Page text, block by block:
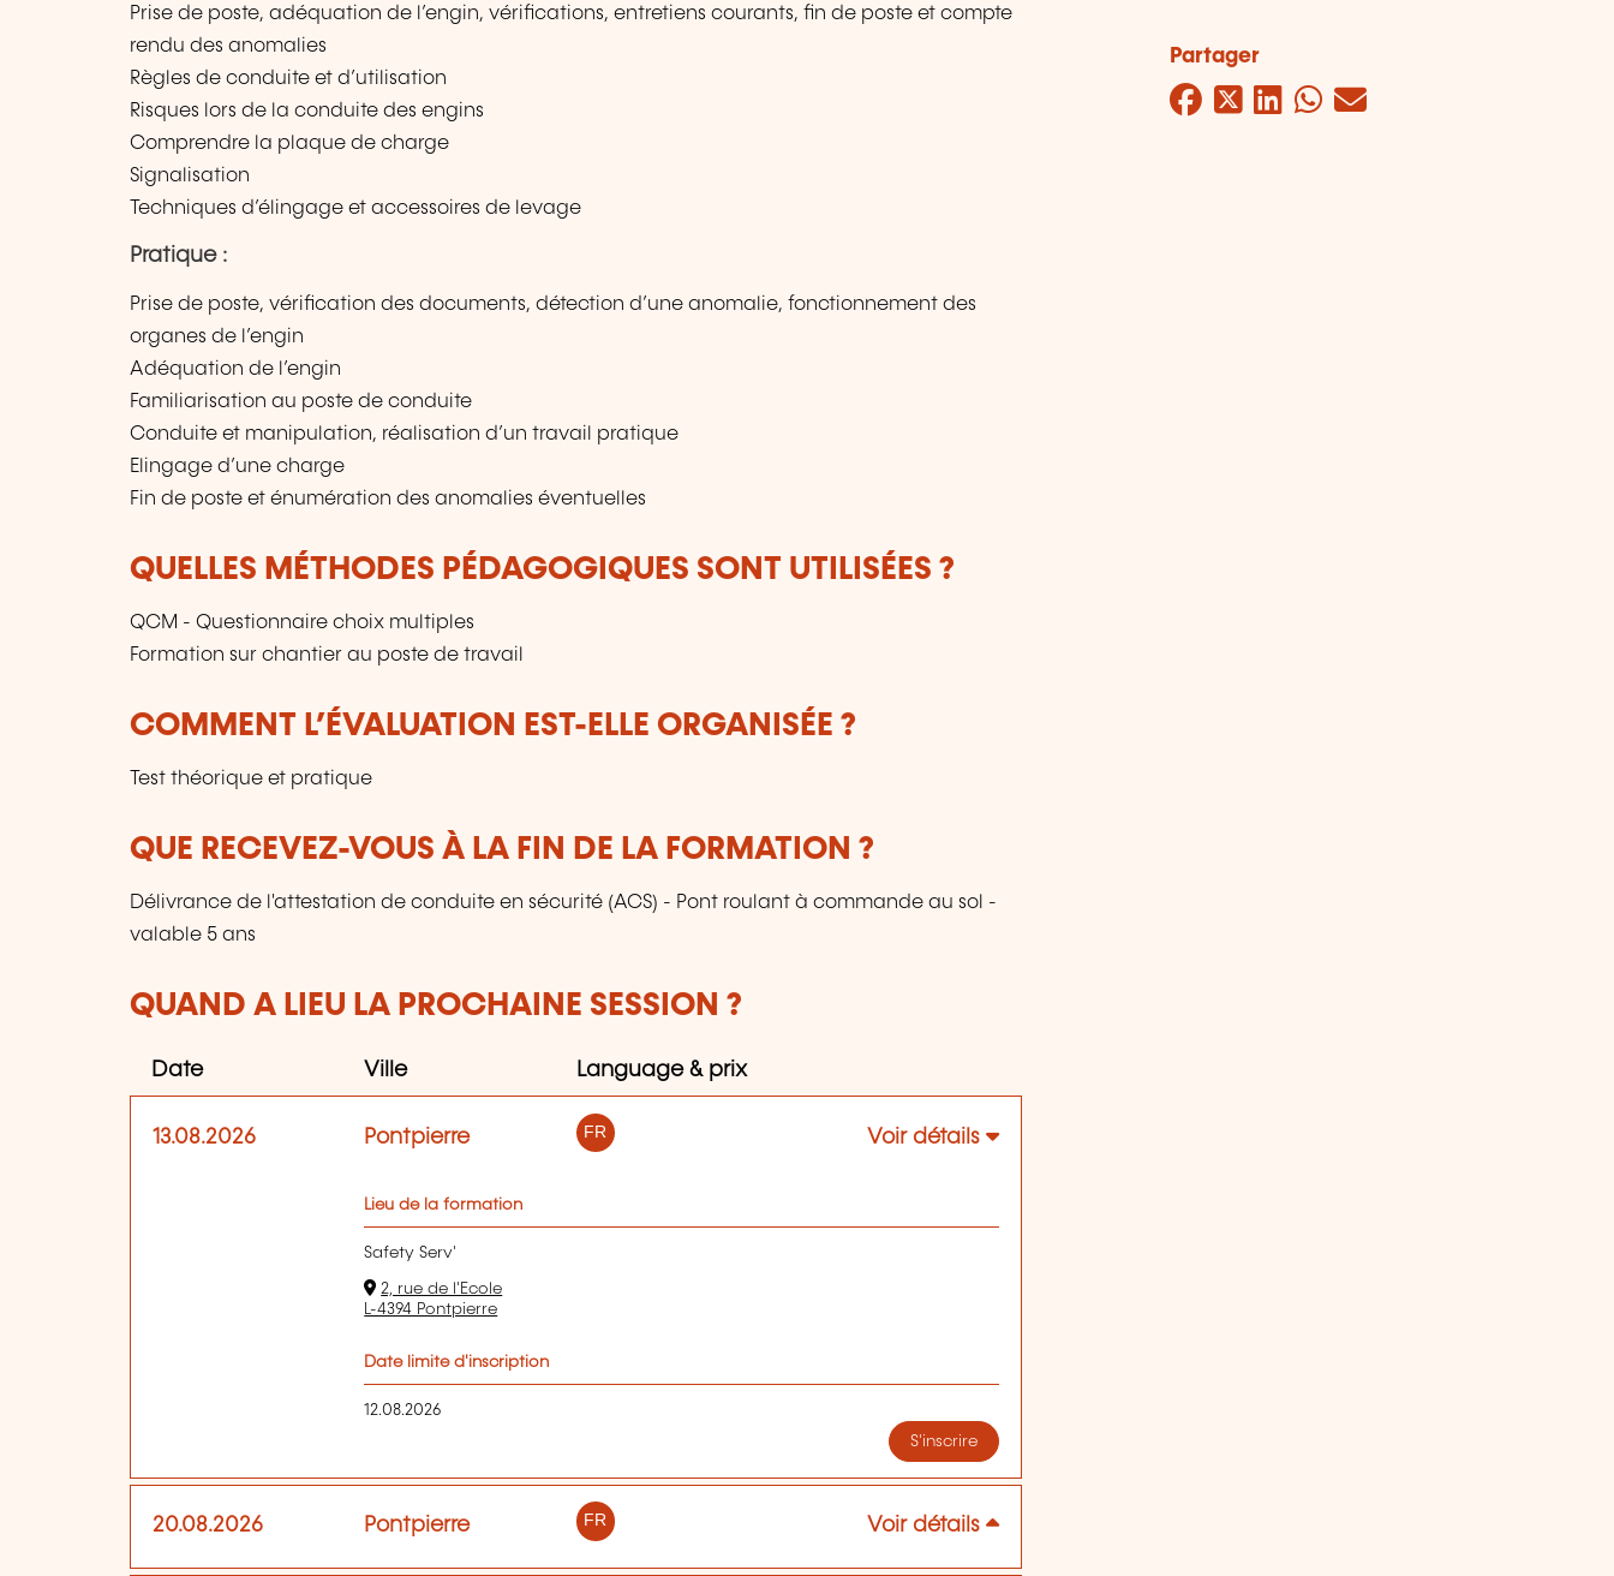
Prise de poste, adéquation de l’engin, vérifications, entretiens courants, fin de poste et compte
rendu des anomalies
Règles de conduite et d’utilisation
Risques lors de la conduite des engins
Comprendre la plaque de charge
Signalisation
Techniques d’élingage et accessoires de levage
Pratique :
Prise de poste, vérification des documents, détection d’une anomalie, fonctionnement des
organes de l’engin
Adéquation de l’engin
Familiarisation au poste de conduite
Conduite et manipulation, réalisation d’un travail pratique
Elingage d’une charge
Fin de poste et énumération des anomalies éventuelles
QUELLES MÉTHODES PÉDAGOGIQUES SONT UTILISÉES ?
QCM - Questionnaire choix multiples
Formation sur chantier au poste de travail
COMMENT L’ÉVALUATION EST-ELLE ORGANISÉE ?
Test théorique et pratique
QUE RECEVEZ-VOUS À LA FIN DE LA FORMATION ?
Délivrance de l'attestation de conduite en sécurité (ACS) - Pont roulant à commande au sol -
valable 5 ans
QUAND A LIEU LA PROCHAINE SESSION ?
Date Ville Language & prix
13.08.2026 Pontpierre FR Voir détails
Lieu de la formation
Safety Serv'
2, rue de l'Ecole
L-4394 Pontpierre
Date limite d'inscription
12.08.2026
S'inscrire
20.08.2026 Pontpierre FR Voir détails
Partager
Facebook
Twitter
LinkedIn
WhatsApp
Mail